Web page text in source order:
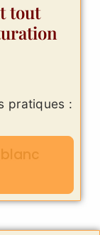
tout
pratiques :